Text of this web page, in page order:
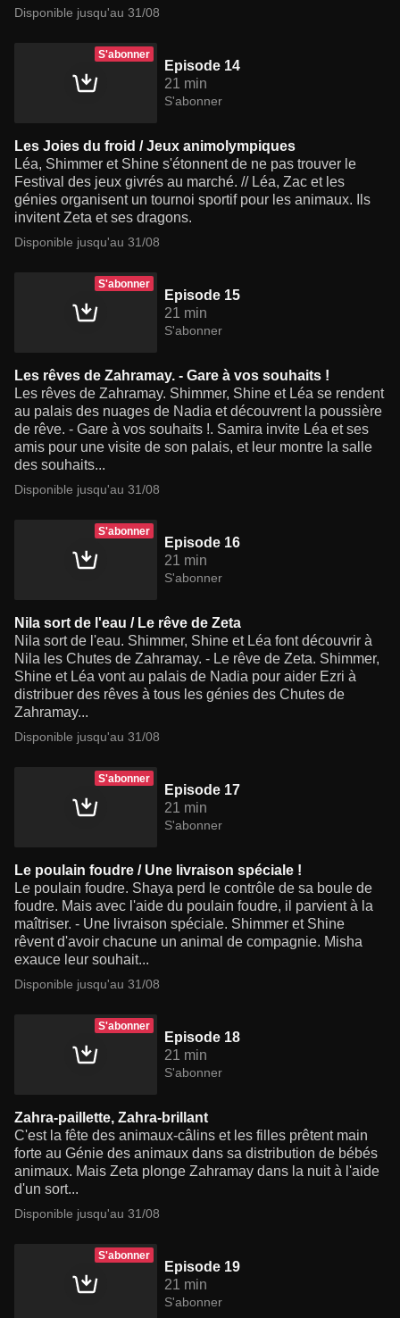
Disponible jusqu'au 31/08
S'abonner
Episode 14
21 min
S'abonner
Les Joies du froid / Jeux animolympiques
Léa, Shimmer et Shine s'étonnent de ne pas trouver le
Festival des jeux givrés au marché. // Léa, Zac et les
génies organisent un tournoi sportif pour les animaux. Ils
invitent Zeta et ses dragons.
Disponible jusqu'au 31/08
S'abonner
Episode 15
21 min
S'abonner
Les rêves de Zahramay. - Gare à vos souhaits !
Les rêves de Zahramay. Shimmer, Shine et Léa se rendent
au palais des nuages de Nadia et découvrent la poussière
de rêve. - Gare à vos souhaits !. Samira invite Léa et ses
amis pour une visite de son palais, et leur montre la salle
des souhaits...
Disponible jusqu'au 31/08
S'abonner
Episode 16
21 min
S'abonner
Nila sort de l'eau / Le rêve de Zeta
Nila sort de l'eau. Shimmer, Shine et Léa font découvrir à
Nila les Chutes de Zahramay. - Le rêve de Zeta. Shimmer,
Shine et Léa vont au palais de Nadia pour aider Ezri à
distribuer des rêves à tous les génies des Chutes de
Zahramay...
Disponible jusqu'au 31/08
S'abonner
Episode 17
21 min
S'abonner
Le poulain foudre / Une livraison spéciale !
Le poulain foudre. Shaya perd le contrôle de sa boule de
foudre. Mais avec l'aide du poulain foudre, il parvient à la
maîtriser. - Une livraison spéciale. Shimmer et Shine
rêvent d'avoir chacune un animal de compagnie. Misha
exauce leur souhait...
Disponible jusqu'au 31/08
S'abonner
Episode 18
21 min
S'abonner
Zahra-paillette, Zahra-brillant
C'est la fête des animaux-câlins et les filles prêtent main
forte au Génie des animaux dans sa distribution de bébés
animaux. Mais Zeta plonge Zahramay dans la nuit à l'aide
d'un sort...
Disponible jusqu'au 31/08
S'abonner
Episode 19
21 min
S'abonner